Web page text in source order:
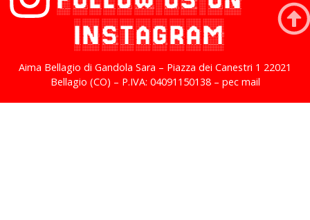
INSTAGRAM
Aima Bellagio di Gandola Sara – Piazza dei Canestri 1 22021
Bellagio (CO) – P.IVA: 04091150138 – pec mail